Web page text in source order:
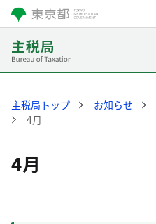
主税局トップ お知らせ
4月
4月